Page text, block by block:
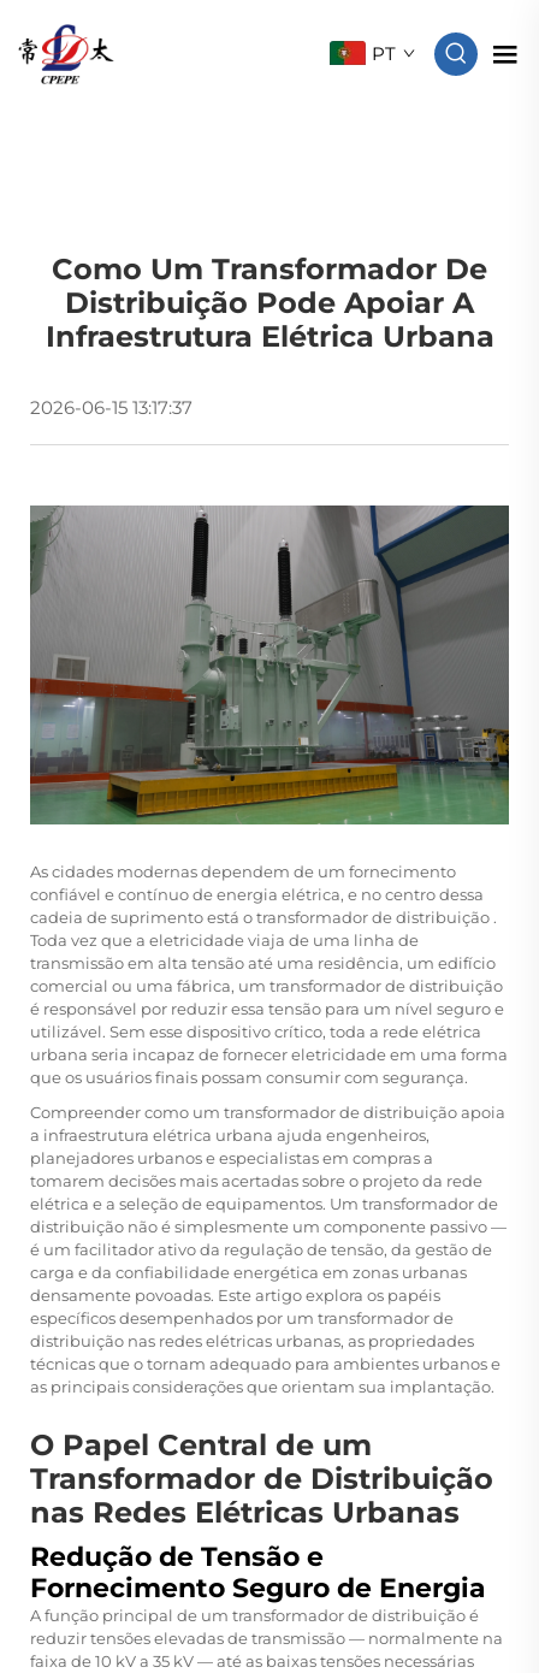
PT
Como Um Transformador De
Distribuição Pode Apoiar A
Infraestrutura Elétrica Urbana
2026-06-15 13:17:37
As cidades modernas dependem de um fornecimento
confiável e contínuo de energia elétrica, e no centro dessa
cadeia de suprimento está otransformador de distribuição.
Toda vez que a eletricidade viaja de uma linha de
transmissão em alta tensão até uma residência, um edifício
comercial ou uma fábrica, um transformador de distribuição
é responsável por reduzir essa tensão para um nível seguro e
utilizável. Sem esse dispositivo crítico, toda a rede elétrica
urbana seria incapaz de fornecer eletricidade em uma forma
que os usuários finais possam consumir com segurança.
Compreender como um transformador de distribuição apoia
a infraestrutura elétrica urbana ajuda engenheiros,
planejadores urbanos e especialistas em compras a
tomarem decisões mais acertadas sobre o projeto da rede
elétrica e a seleção de equipamentos. Um transformador de
distribuição não é simplesmente um componente passivo —
é um facilitador ativo da regulação de tensão, da gestão de
carga e da confiabilidade energética em zonas urbanas
densamente povoadas. Este artigo explora os papéis
específicos desempenhados por um transformador de
distribuição nas redes elétricas urbanas, as propriedades
técnicas que o tornam adequado para ambientes urbanos e
as principais considerações que orientam sua implantação.
O Papel Central de um
Transformador de Distribuição
nas Redes Elétricas Urbanas
Redução de Tensão e
Fornecimento Seguro de Energia
A função principal de um transformador de distribuição é
reduzir tensões elevadas de transmissão — normalmente na
faixa de 10 kV a 35 kV — até as baixas tensões necessárias